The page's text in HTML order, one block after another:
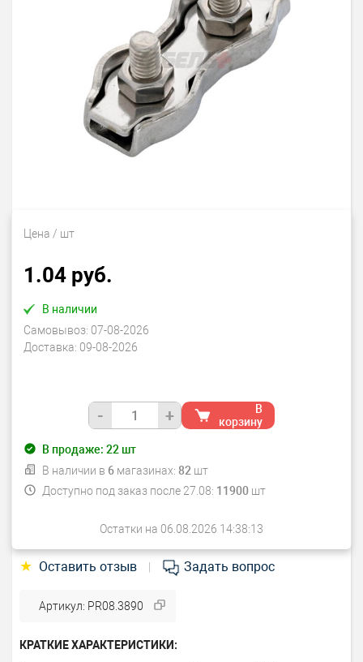
Цена / шт
1.04 руб.
В наличии
Самовывоз: 07-08-2026
Доставка: 09-08-2026
- +
В
корзину
В продаже: 22 шт
В наличии в 6 магазинах: 82 шт
Доступно под заказ после 27.08: 11900шт
Остатки на 06.08.2026 14:38:13
★ Оставить отзыв Задать вопрос
Артикул: PR08.3890
КРАТКИЕ ХАРАКТЕРИСТИКИ: